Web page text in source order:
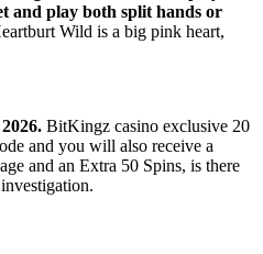
and play both split hands or
Wild is a big pink heart,
BitKingz casino exclusive 20
and you will also receive a
and an Extra 50 Spins, is there